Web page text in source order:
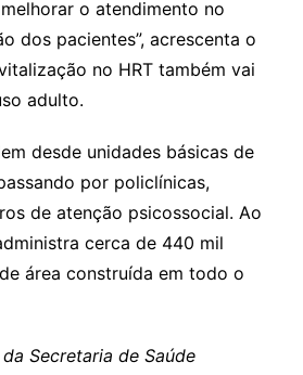
o atendimento no
dos pacientes”, acrescenta o
no HRT também vai
adulto.
desde unidades básicas de
por policlínicas,
de atenção psicossocial. Ao
cerca de 440 mil
área construída em todo o
Secretaria de Saúde